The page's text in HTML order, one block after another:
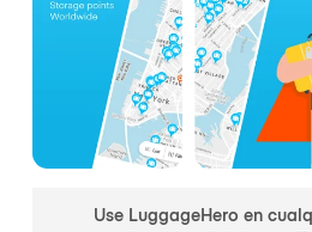
Use LuggageHero en